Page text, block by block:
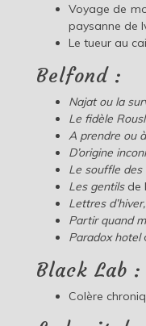
Voyage de
paysanne de
Le tueur au
Belfond :
Najat ou la
Le fidèle
A prendre ou
D’origine
Le souffle des
Les gentilsde
Lettres
Partir quand
Paradox hotel
Black Lab :
Colère